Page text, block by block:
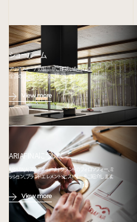
ショールーム
アリアフィーナの製品がご確認いただける、
全国のショールームをご紹介します。
View more
ARIAFINAについて
ARIAFINA(アリアフィーナ) ブランドのフィロソフィー、ミ
ッション、ブランドエレメント、ヒストリーをご紹介します。
View more